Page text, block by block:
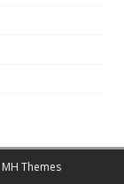
MH Themes